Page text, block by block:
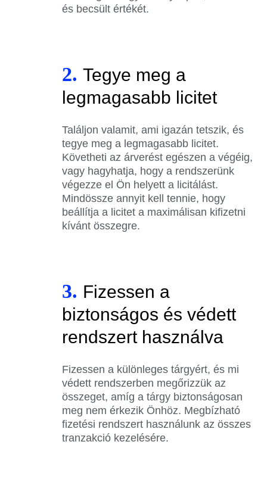
és becsült értékét.
2. Tegye meg a
legmagasabb licitet
Találjon valamit, ami igazán tetszik, és
tegye meg a legmagasabb licitet.
Követheti az árverést egészen a végéig,
vagy hagyhatja, hogy a rendszerünk
végezze el Ön helyett a licitálást.
Mindössze annyit kell tennie, hogy
beállítja a licitet a maximálisan kifizetni
kívánt összegre.
3. Fizessen a
biztonságos és védett
rendszert használva
Fizessen a különleges tárgyért, és mi
védett rendszerben megőrizzük az
összeget, amíg a tárgy biztonságosan
meg nem érkezik Önhöz. Megbízható
fizetési rendszert használunk az összes
tranzakció kezelésére.